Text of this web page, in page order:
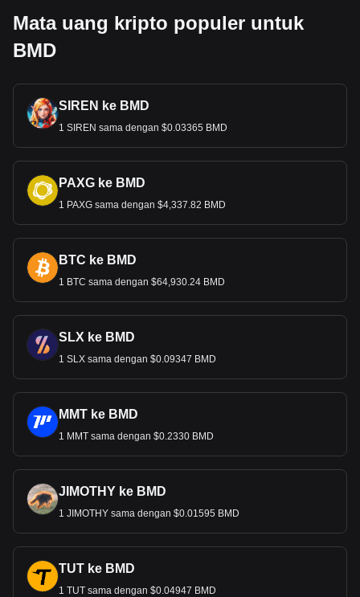
Mata uang kripto populer untuk
BMD
SIREN ke BMD
1 SIREN sama dengan $0.03365 BMD
PAXG ke BMD
1 PAXG sama dengan $4,337.82 BMD
BTC ke BMD
1 BTC sama dengan $64,930.24 BMD
SLX ke BMD
1 SLX sama dengan $0.09347 BMD
MMT ke BMD
1 MMT sama dengan $0.2330 BMD
JIMOTHY ke BMD
1 JIMOTHY sama dengan $0.01595 BMD
TUT ke BMD
1 TUT sama dengan $0.04947 BMD